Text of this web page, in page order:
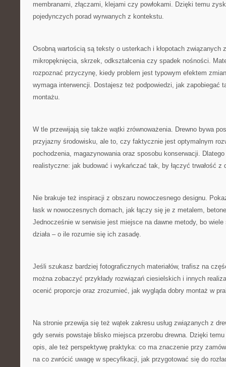
membranami, złączami, klejami czy powłokami. Dzięki temu
pojedynczych porad wyrwanych z kontekstu.
Osobną wartością są teksty o usterkach i kłopotach związanych
mikropęknięcia, skrzek, odkształcenia czy spadek nośności.
rozpoznać przyczynę, kiedy problem jest typowym efektem
wymaga interwencji. Dostajesz też podpowiedzi, jak zapobiegać
montażu.
W tle przewijają się także wątki zrównoważenia. Drewno bywa
przyjazny środowisku, ale to, czy faktycznie jest optymalnym
pochodzenia, magazynowania oraz sposobu konserwacji.
realistyczne: jak budować i wykańczać tak, by łączyć trwałość z
Nie brakuje też inspiracji z obszaru nowoczesnego designu.
łask w nowoczesnych domach, jak łączy się je z metalem,
Jednocześnie w serwisie jest miejsce na dawne metody, bo
działa – o ile rozumie się ich zasadę.
Jeśli szukasz bardziej fotograficznych materiałów, trafisz na
można zobaczyć przykłady rozwiązań ciesielskich i innych
ocenić proporcje oraz zrozumieć, jak wygląda dobry montaż w
Na stronie przewija się też wątek zakresu usług związanych z
gdy serwis powstaje blisko miejsca przerobu drewna. Dzięki
opis, ale też perspektywę praktyka: co ma znaczenie przy
na co zwrócić uwagę w specyfikacji, jak przygotować się do